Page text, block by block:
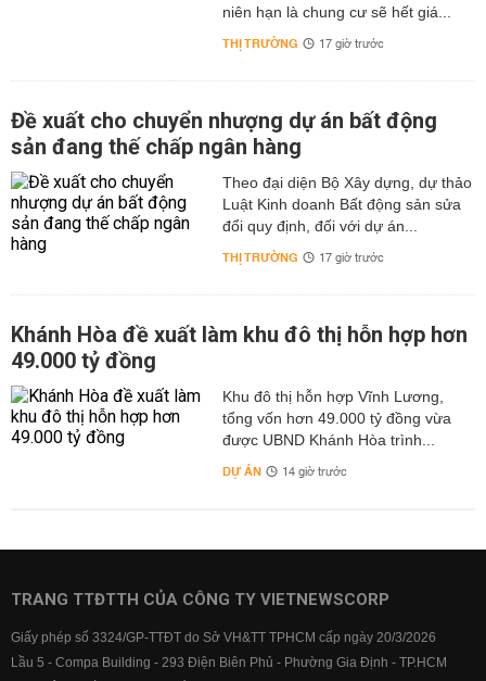
niên hạn là chung cư sẽ hết giá...
THỊ TRƯỜNG 17 giờ trước
Đề xuất cho chuyển nhượng dự án bất động
sản đang thế chấp ngân hàng
Theo đại diện Bộ Xây dựng, dự thảo
Luật Kinh doanh Bất động sản sửa
đổi quy định, đối với dự án...
THỊ TRƯỜNG 17 giờ trước
Khánh Hòa đề xuất làm khu đô thị hỗn hợp hơn
49.000 tỷ đồng
Khu đô thị hỗn hợp Vĩnh Lương,
tổng vốn hơn 49.000 tỷ đồng vừa
được UBND Khánh Hòa trình...
DỰ ÁN 14 giờ trước
TRANG TTĐTTH CỦA CÔNG TY VIETNEWSCORP
Giấy phép số 3324/GP-TTĐT do Sở VH&TT TPHCM cấp ngày 20/3/2026
Lầu 5 - Compa Building - 293 Điện Biên Phủ - Phường Gia Định - TP.HCM